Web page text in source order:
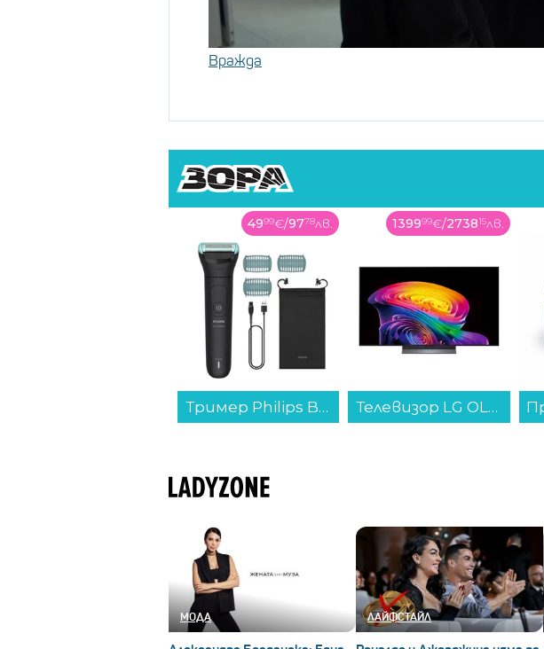
Вражда
139999€/273815лв.
Телевизор LG OLED55C61LA , 139 см, 3840x2160 UHD-4K , 55 inch, OLED , Smart TV , Web Os...
15599€/30509лв.
Принтер със скенер Xerox WORKCENTRE 3025BI 3 IN 1 , Лазерен...
МОДА ЛАЙФСТАЙЛ